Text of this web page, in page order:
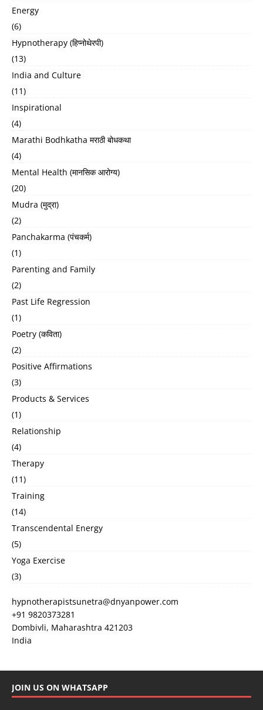
Energy
(6)
Hypnotherapy (हिप्नोथेरपी)
(13)
India and Culture
(11)
Inspirational
(4)
Marathi Bodhkatha मराठी बोधकथा
(4)
Mental Health (मानसिक आरोग्य)
(20)
Mudra (मुद्रा)
(2)
Panchakarma (पंचकर्म)
(1)
Parenting and Family
(2)
Past Life Regression
(1)
Poetry (कविता)
(2)
Positive Affirmations
(3)
Products & Services
(1)
Relationship
(4)
Therapy
(11)
Training
(14)
Transcendental Energy
(5)
Yoga Exercise
(3)
hypnotherapistsunetra@dnyanpower.com
+91 9820373281
Dombivli, Maharashtra 421203
India
JOIN US ON WHATSAPP